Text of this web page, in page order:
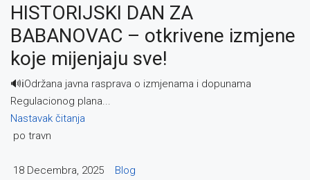
HISTORIJSKI DAN ZA
BABANOVAC – otkrivene izmjene
koje mijenjaju sve!
🔊ℹ️Održana javna rasprava o izmjenama i dopunama
Regulacionog plana...
Nastavak čitanja
po travn
18 Decembra, 2025 Blog